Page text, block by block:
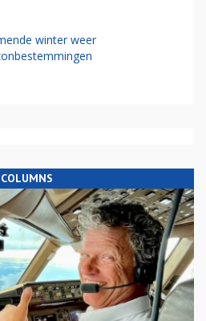
winter weer
COLUMNS